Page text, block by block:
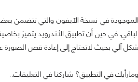
في حين أن تطبيق الأندرويد يتميز
في التطبيق؟ شاركنا في التعليقات..